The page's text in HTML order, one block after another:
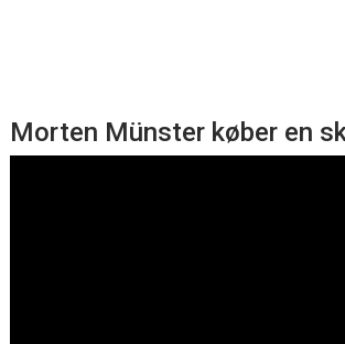
Morten Münster køber en